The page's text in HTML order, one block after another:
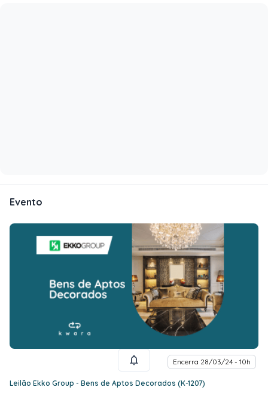
Evento
Encerra 28/03/24 - 10h
Leilão Ekko Group - Bens de Aptos Decorados (K-1207)